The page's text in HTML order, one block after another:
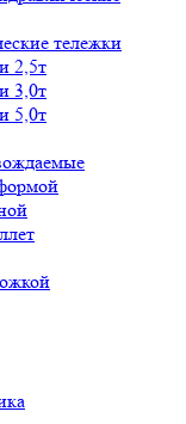
тележки
2,5т
3,0т
5,0т